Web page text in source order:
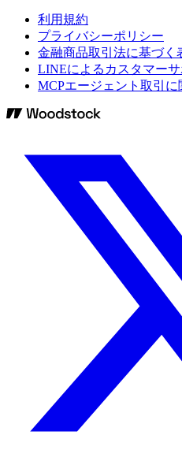
利用規約
プライバシーポリシー
金融商品取引法に基づく
LINEによるカスタマー
MCPエージェント取引に